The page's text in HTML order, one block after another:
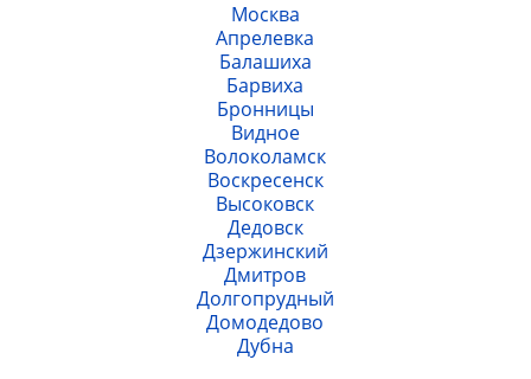
Москва
Апрелевка
Балашиха
Барвиха
Бронницы
Видное
Волоколамск
Воскресенск
Высоковск
Дедовск
Дзержинский
Дмитров
Долгопрудный
Домодедово
Дубна